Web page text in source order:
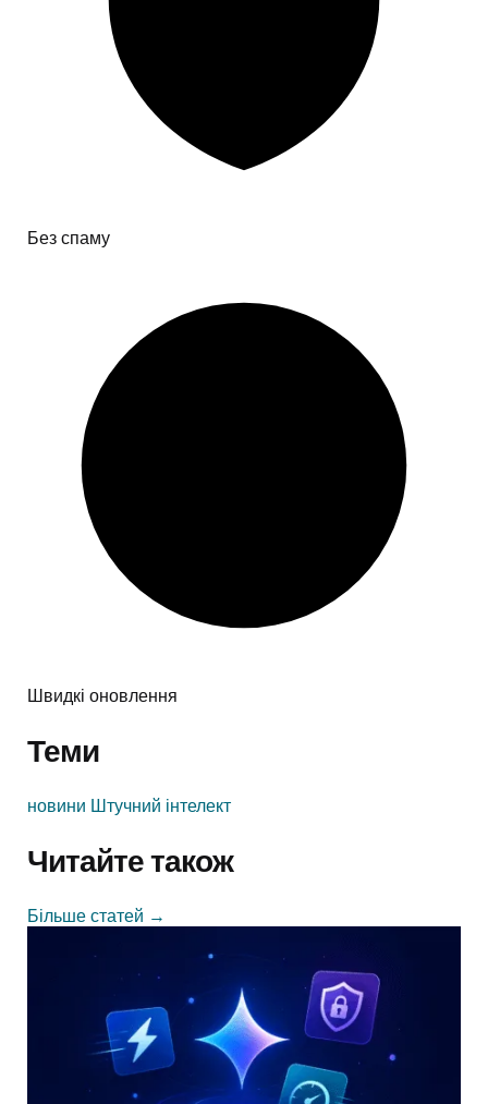
Без спаму
Швидкі оновлення
Теми
новини Штучний інтелект
Читайте також
Більше статей →